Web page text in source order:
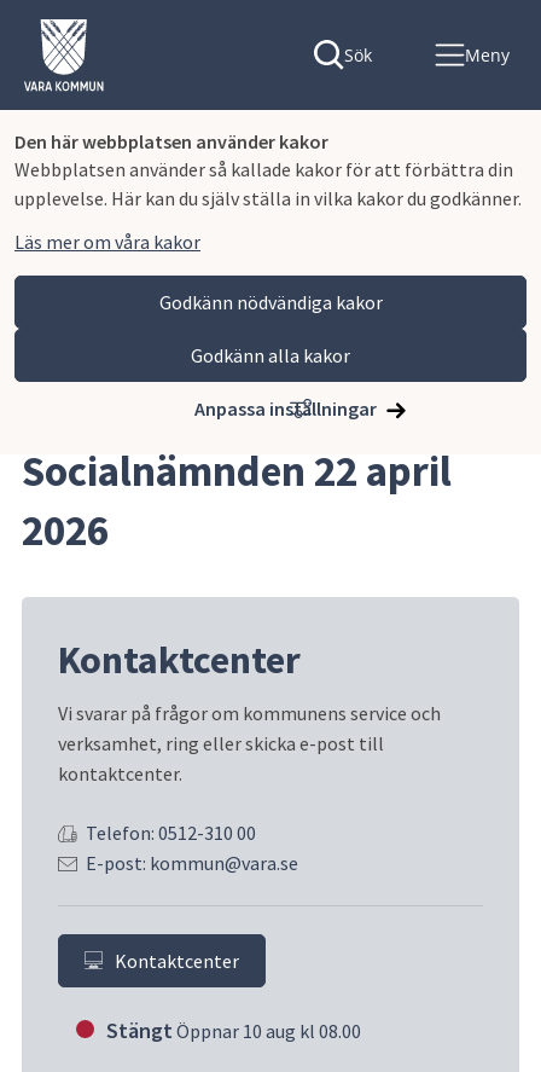
Den här webbplatsen använder kakor
Webbplatsen använder så kallade kakor för att förbättra din
upplevelse. Här kan du själv ställa in vilka kakor du godkänner.
Läs mer om våra kakor
Godkänn nödvändiga kakor
Godkänn alla kakor
Anpassa inställningar
Sök Meny
Vara kommun
Kommun och politik
Politik och sammanträden
Anslagstavla
Socialnämnden 22 april
2026
Kontaktcenter
Vi svarar på frågor om kommunens service och
verksamhet, ring eller skicka e-post till
kontaktcenter.
Telefon: 0512-310 00
E-post: kommun@vara.se
Kontaktcenter
Stängt Öppnar 10 aug kl 08.00